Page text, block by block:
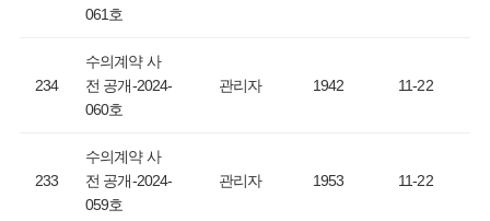
061호
234
수의계약 사
전 공개-2024-
060호
관리자 1942 11-22
233
수의계약 사
전 공개-2024-
059호
관리자 1953 11-22